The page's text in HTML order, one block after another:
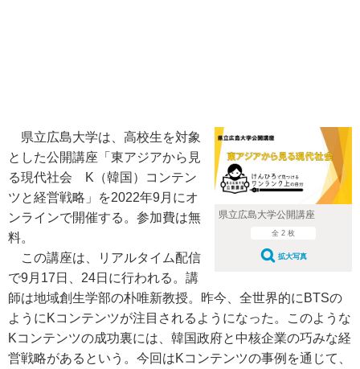
県立広島大学公開講座
全 2 枚
拡大写真
県立広島大学は、高校生を対象
とした公開講座「東アジアから見
る現代社会 K（韓国）コンテン
ツと経営戦略」を2022年9月にオ
ンラインで開催する。参加費は無
料。
この講座は、リアルタイム配信
で9月17日、24日に行われる。講
師は地域創生学部の朴唯新教授。昨今、全世界的にBTSの
ようにKコンテンツが注目されるようになった。このような
Kコンテンツの成功裏には、韓国政府と中核企業の巧みな経
営戦略があるという。今回はKコンテンツの事例を通じて、